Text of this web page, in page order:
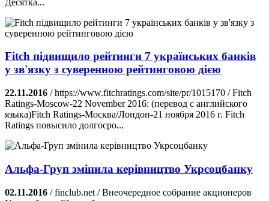
Fitch підвищило рейтинги 7 українських банків
у зв'язку з суверенною рейтинговою дією
22.11.2016 / https://www.fitchratings.com/site/pr/1015170 / Fitch
Ratings-Moscow-22 November 2016: (перевод с английского
языка)Fitch Ratings-Москва/Лондон-21 ноября 2016 г. Fitch
Ratings повысило долгосро...
Альфа-Груп змінила керівництво Укрсоцбанку
02.11.2016 / finclub.net / Внеочередное собрание акционеров